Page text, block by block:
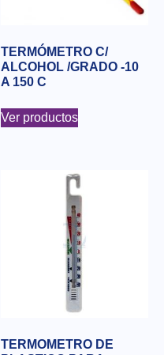
TERMÓMETRO C/
ALCOHOL /GRADO -10
A 150 C
Ver productos
TERMOMETRO DE